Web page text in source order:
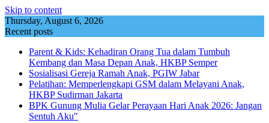
Skip to content
Thursday, August 6, 2026
Recent posts
Parent & Kids: Kehadiran Orang Tua dalam Tumbuh
Kembang dan Masa Depan Anak, HKBP Semper
Sosialisasi Gereja Ramah Anak, PGIW Jabar
Pelatihan: Memperlengkapi GSM dalam Melayani Anak,
HKBP Sudirman Jakarta
BPK Gunung Mulia Gelar Perayaan Hari Anak 2026: Jangan
Sentuh Aku"